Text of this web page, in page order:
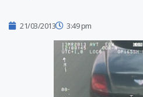
21/03/2013 3:49 pm